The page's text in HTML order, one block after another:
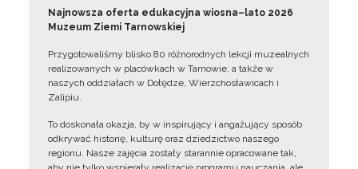
Najnowsza oferta edukacyjna wiosna–lato 2026
Muzeum Ziemi Tarnowskiej
Przygotowaliśmy blisko 80 różnorodnych lekcji muzealnych
realizowanych w placówkach w Tarnowie, a także w
naszych oddziałach w Dołędze, Wierzchosławicach i
Zalipiu.
To doskonała okazja, by w inspirujący i angażujący sposób
odkrywać historię, kulturę oraz dziedzictwo naszego
regionu. Nasze zajęcia zostały starannie opracowane tak,